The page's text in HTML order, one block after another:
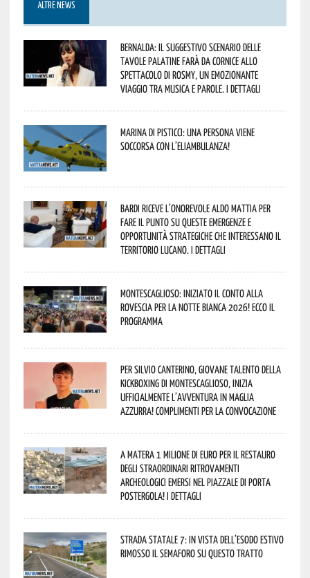
ALTRE NEWS
Bernalda: il suggestivo scenario delle
Tavole Palatine farà da cornice allo
spettacolo di Rosmy, un emozionante
viaggio tra musica e parole. I dettagli
Marina di Pisticci: una persona viene
soccorsa con l’eliambulanza!
Bardi riceve l’onorevole Aldo Mattia per
fare il punto su queste emergenze e
opportunità strategiche che interessano il
territorio lucano. I dettagli
Montescaglioso: iniziato il conto alla
rovescia per la Notte Bianca 2026! Ecco il
programma
Per Silvio Canterino, giovane talento della
kickboxing di Montescaglioso, inizia
ufficialmente l’avventura in maglia
azzurra! Complimenti per la convocazione
A Matera 1 milione di euro per il restauro
degli straordinari ritrovamenti
archeologici emersi nel piazzale di Porta
Postergola! I dettagli
Strada statale 7: in vista dell’esodo estivo
rimosso il semaforo su questo tratto